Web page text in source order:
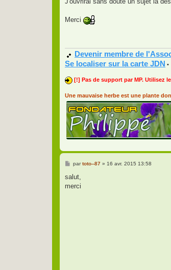
Merci
Devenir membre de
Se localiser sur la carte JDN •
[!] Pas de support par MP. Utilisez
Une mauvaise herbe est une plante
M
s
a
partoto--87» 16 avr. 2015 13:58
salut,
merci